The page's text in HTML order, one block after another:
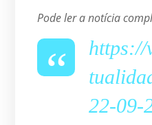
Pode ler a notícia
https://
22-09-